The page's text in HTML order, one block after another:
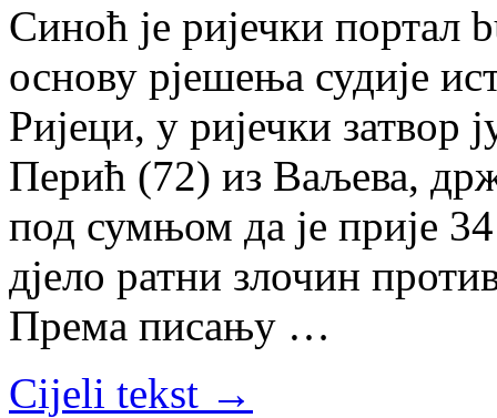
Синоћ је ријечки портал
основу рјешења судије
Ријеци, у ријечки
Перић (72) из Ваљева,
под сумњом да је прије
дјело ратни злочин
Према писању …
Cijeli tekst →